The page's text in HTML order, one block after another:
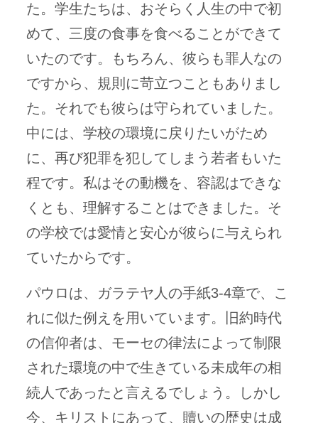
た。学生たちは、おそらく人生の中で初
めて、三度の食事を食べることができて
いたのです。もちろん、彼らも罪人なの
ですから、規則に苛立つこともありまし
た。それでも彼らは守られていました。
中には、学校の環境に戻りたいがため
に、再び犯罪を犯してしまう若者もいた
程です。私はその動機を、容認はできな
くとも、理解することはできました。そ
の学校では愛情と安心が彼らに与えられ
ていたからです。
パウロは、ガラテヤ人の手紙3-4章で、こ
れに似た例えを用いています。旧約時代
の信仰者は、モーセの律法によって制限
された環境の中で生きている未成年の相
続人であったと言えるでしょう。しかし
今、キリストにあって、贖いの歴史は成